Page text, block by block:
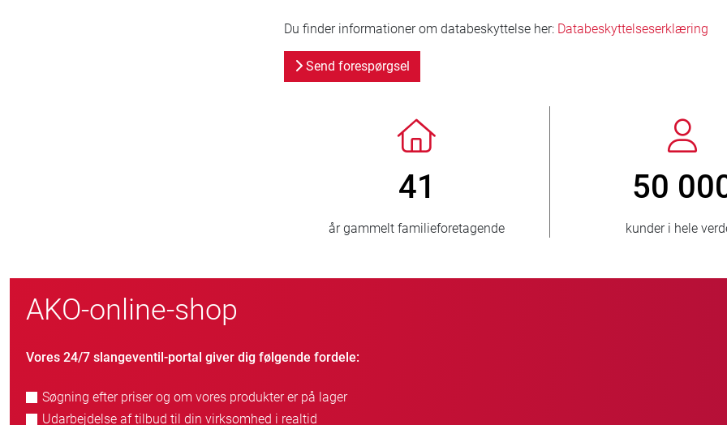
Du finder informationer om databeskyttelse her: Databeskyttelseserklæring
Send forespørgsel
> 3 500 000
solgte enheder
AKO-online-shop
Vores 24/7 slangeventil-portal giver dig følgende fordele:
Søgning efter priser og om vores produkter er på lager
Udarbejdelse af tilbud til din virksomhed i realtid